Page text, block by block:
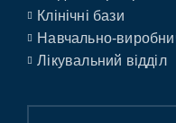
Клінічні бази
Навчально-
Лікувальний відділ